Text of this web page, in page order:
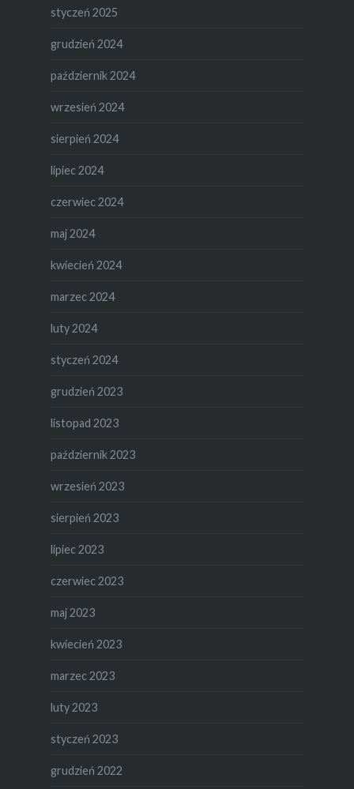
styczeń 2025
grudzień 2024
październik 2024
wrzesień 2024
sierpień 2024
lipiec 2024
czerwiec 2024
maj 2024
kwiecień 2024
marzec 2024
luty 2024
styczeń 2024
grudzień 2023
listopad 2023
październik 2023
wrzesień 2023
sierpień 2023
lipiec 2023
czerwiec 2023
maj 2023
kwiecień 2023
marzec 2023
luty 2023
styczeń 2023
grudzień 2022